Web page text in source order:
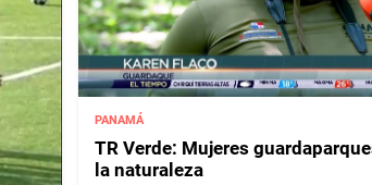
PANAMÁ
TR Verde: Mujeres
la naturaleza